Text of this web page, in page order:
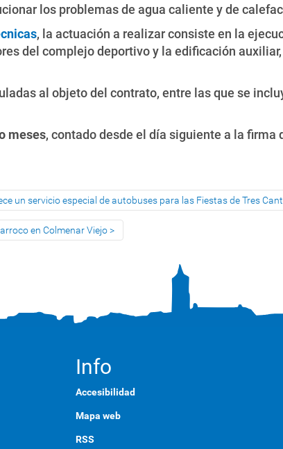
los problemas de agua caliente y de
, la actuación a realizar consiste en la
del complejo deportivo y la edificación
al objeto del contrato, entre las que se
meses, contado desde el día siguiente a la firma
un servicio especial de autobuses para las Fiestas de Tres
en Colmenar Viejo
Info
Accesibilidad
Mapa web
RSS